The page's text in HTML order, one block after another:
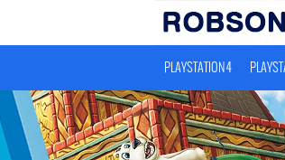
PLAYSTATION 4